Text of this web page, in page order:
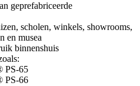
geprefabriceerde
scholen, winkels, showrooms,
en musea
binnenshuis
PS-65
PS-66